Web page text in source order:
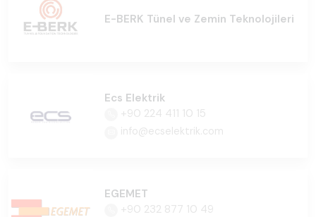
E-BERK Tünel ve Zemin Teknolojileri
Ecs Elektrik
+90 224 411 10 15
info@ecselektrik.com
EGEMET
+90 232 877 10 49